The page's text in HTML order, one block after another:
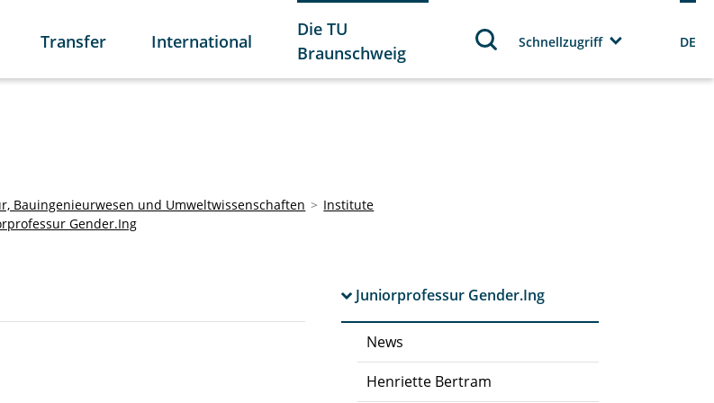
Transfer International
Die TU
Braunschweig
Schnellzugriff DE
Bauingenieurwesen und Umweltwissenschaften
Institute
Gender.Ing
Juniorprofessur Gender.Ing
News
Henriette Bertram